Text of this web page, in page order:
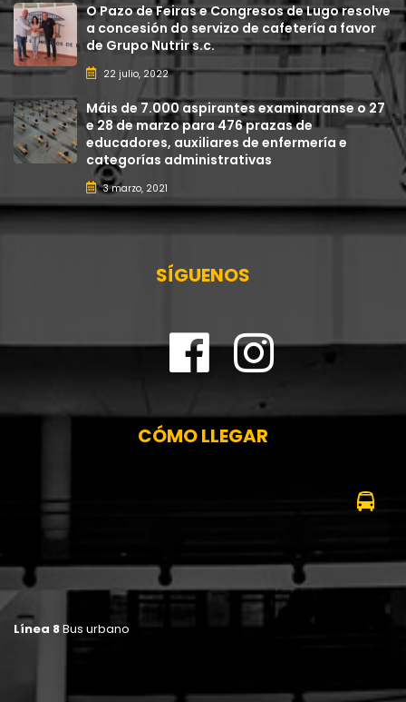
O Pazo de Feiras e Congresos de Lugo resolve
a concesión do servizo de cafetería a favor
de Grupo Nutrir s.c.
22 julio, 2022
Máis de 7.000 aspirantes examinaranse o 27
e 28 de marzo para 476 prazas de
educadores, auxiliares de enfermería e
categorías administrativas
3 marzo, 2021
SÍGUENOS
CÓMO LLEGAR
Línea 8Bus urbano